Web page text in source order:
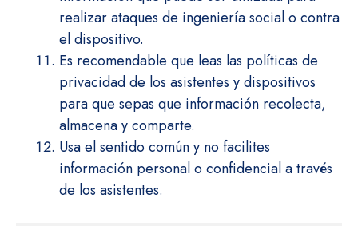
realizar ataques de ingeniería social o contra
el dispositivo.
Es recomendable que leas las políticas de
privacidad de los asistentes y dispositivos
para que sepas que información recolecta,
almacena y comparte.
Usa el sentido común y no facilites
información personal o confidencial a través
de los asistentes.